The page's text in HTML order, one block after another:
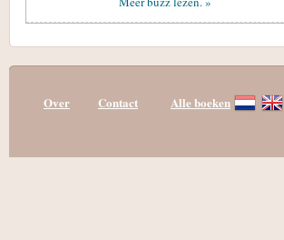
Over Contact Alle boeken